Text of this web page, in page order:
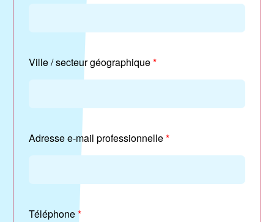
Ville / secteur géographique*
Adresse e-mail professionnelle*
Téléphone*